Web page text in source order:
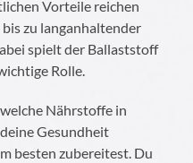
Vorteile reichen
zu langanhaltender
spielt der Ballaststoff
Rolle.
Nährstoffe in
Gesundheit
besten zubereitest. Du